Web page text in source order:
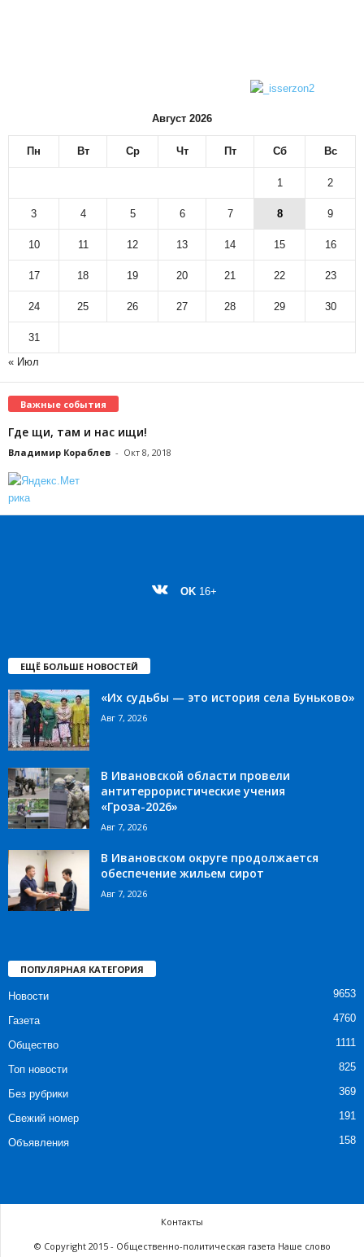
Август 2026
Пн Вт Ср Чт Пт Сб Вс
1 2
3 4 5 6 7 8 9
10 11 12 13 14 15 16
17 18 19 20 21 22 23
24 25 26 27 28 29 30
31
« Июл
Важные события
Где щи, там и нас ищи!
Владимир Кораблев - Окт 8, 2018
OK 16+
ЕЩЁ БОЛЬШЕ НОВОСТЕЙ
«Их судьбы — это история села Буньково»
Авг 7, 2026
В Ивановской области провели
антитеррористические учения
«Гроза-2026»
Авг 7, 2026
В Ивановском округе продолжается
обеспечение жильем сирот
Авг 7, 2026
ПОПУЛЯРНАЯ КАТЕГОРИЯ
Новости 9653
Газета 4760
Общество 1111
Топ новости 825
Без рубрики 369
Свежий номер 191
Объявления 158
Контакты
© Copyright 2015 - Общественно-политическая газета Наше слово